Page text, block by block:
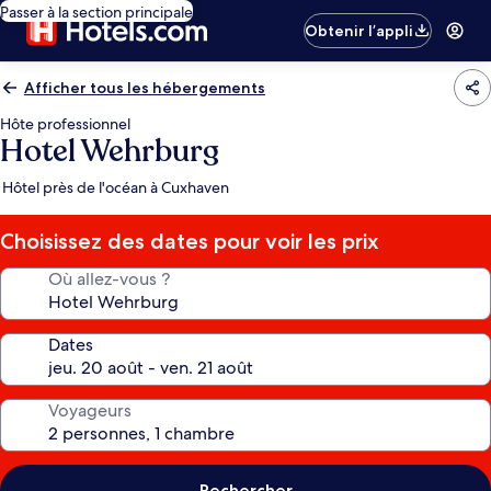
Passer à la section principale
Obtenir l’appli
Afficher tous les hébergements
Hôte professionnel
Hotel Wehrburg
Hôtel près de l'océan à Cuxhaven
Choisissez des dates pour voir les prix
Où allez-vous ?
Dates
Voyageurs